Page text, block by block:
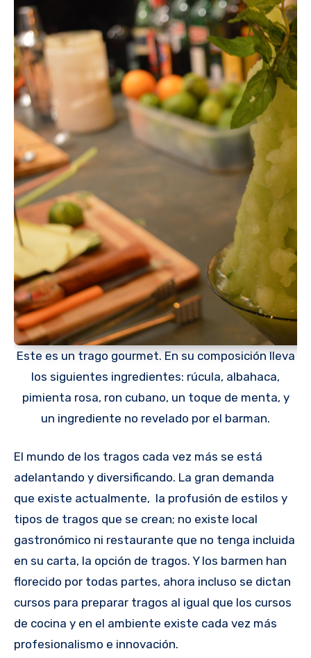
Este es un trago gourmet. En su composición lleva
los siguientes ingredientes: rúcula, albahaca,
pimienta rosa, ron cubano, un toque de menta, y
un ingrediente no revelado por el barman.
El mundo de los tragos cada vez más se está
adelantando y diversificando. La gran demanda
que existe actualmente, la profusión de estilos y
tipos de tragos que se crean; no existe local
gastronómico ni restaurante que no tenga incluida
en su carta, la opción de tragos. Y los barmen han
florecido por todas partes, ahora incluso se dictan
cursos para preparar tragos al igual que los cursos
de cocina y en el ambiente existe cada vez más
profesionalismo e innovación.